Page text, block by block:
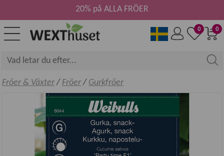
0
0
20% på ALLA FRÖER
Fröer & Växter/ Fröer/ Gurkfröer